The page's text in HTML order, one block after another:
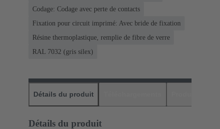
Codage: Codage avec perte de contacts
Fixation pour circuit imprimé: Avec bride de fixation
Résine thermoplastique, remplie de fibre de verre
RAL 7032 (gris silex)
Détails du produit
Détails du produit